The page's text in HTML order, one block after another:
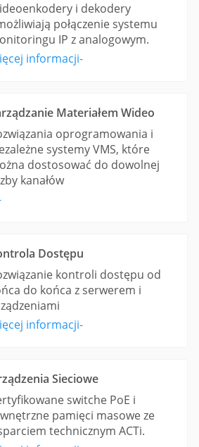
i dekodery
połączenie systemu
IP z analogowym.
informacji-
Materiałem Wideo
oprogramowania i
systemy VMS, które
dostosować do dowolnej
kanałów
Dostępu
kontroli dostępu od
do końca z serwerem i
informacji-
Sieciowe
switche PoE i
pamięci masowe ze
technicznym ACTi.